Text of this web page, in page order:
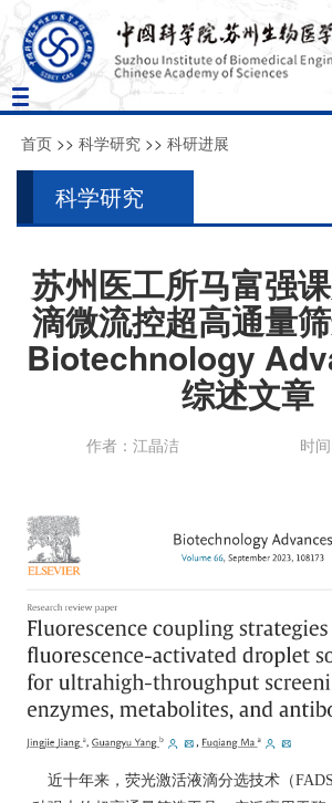
Toggle
navigation
首页 >> 科学研究 >> 科研进展
科学研究
苏州医工所马富强
滴微流控超高通量
Biotechnology
综述文章
作者：江晶洁 时
近十年来，荧光激活液滴分选技术（FADS